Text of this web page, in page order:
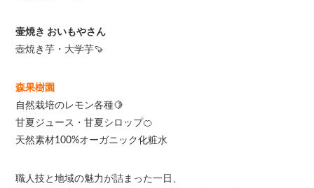
壷焼き おいもやさん
壺焼き芋・大学芋🍠
森果樹園
自然栽培のレモン各種🍋
甘夏ジュース・甘夏シロップ🍊
天然素材100%オーガニック化粧水
職人技と地域の魅力が詰まった一日、